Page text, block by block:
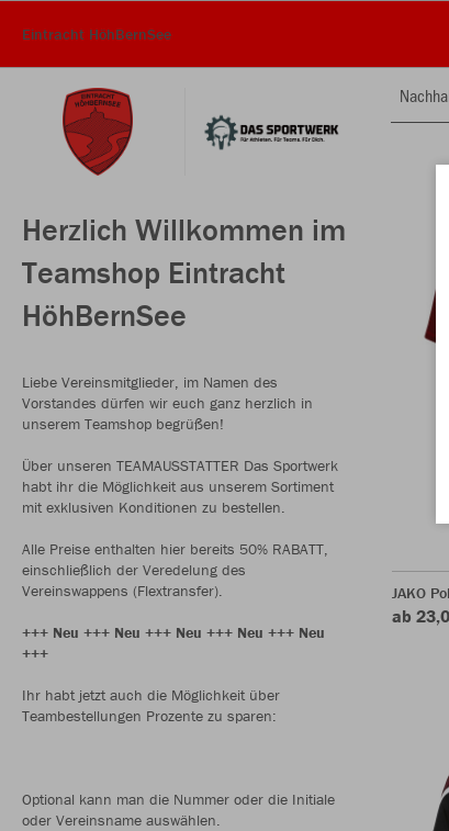
Eintracht HöhBernSee
Herzlich Willkommen im
Teamshop Eintracht
HöhBernSee
Liebe Vereinsmitglieder, im Namen des
Vorstandes dürfen wir euch ganz herzlich in
unserem Teamshop begrüßen!
Über unseren TEAMAUSSTATTER Das Sportwerk
habt ihr die Möglichkeit aus unserem Sortiment
mit exklusiven Konditionen zu bestellen.
Alle Preise enthalten hier bereits 50% RABATT,
einschließlich der Veredelung des
Vereinswappens (Flextransfer).
+++ Neu +++ Neu +++ Neu +++ Neu +++ Neu
+++
Ihr habt jetzt auch die Möglichkeit über
Teambestellungen Prozente zu sparen:
Optional kann man die Nummer oder die Initiale
oder Vereinsname auswählen.
JAKO
ab